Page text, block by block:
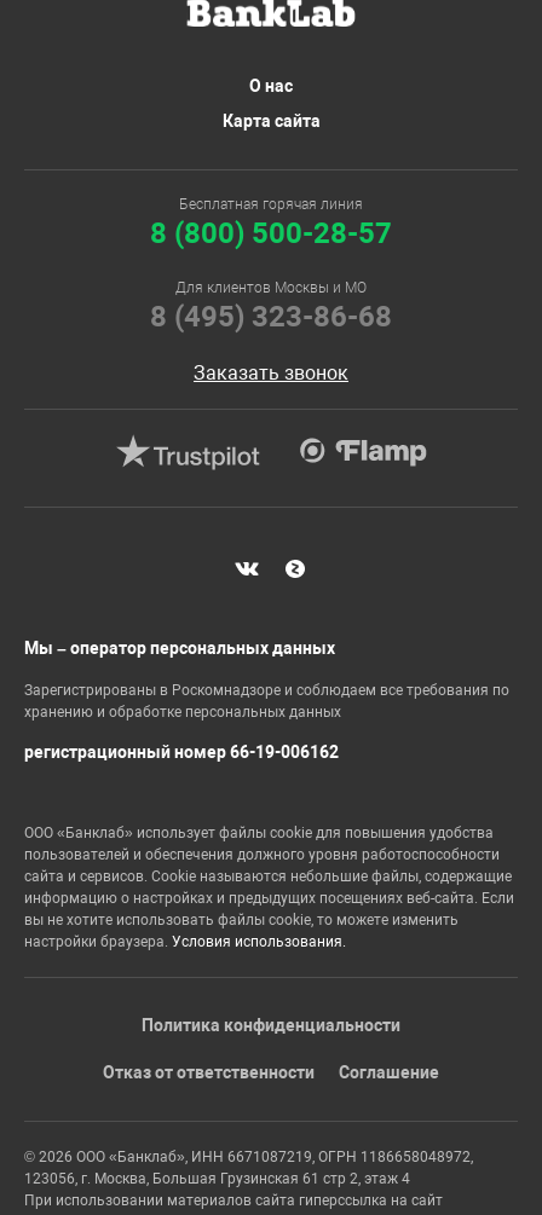
О нас
Карта сайта
Бесплатная горячая линия
8 (800) 500-28-57
Для клиентов Москвы и МО
8 (495) 323-86-68
Заказать звонок
Мы – оператор персональных данных
Зарегистрированы в Роскомнадзоре и соблюдаем все требования по
хранению и обработке персональных данных
регистрационный номер 66-19-006162
ООО «Банклаб» использует файлы cookie для повышения удобства
пользователей и обеспечения должного уровня работоспособности
сайта и сервисов. Cookie называются небольшие файлы, содержащие
информацию о настройках и предыдущих посещениях веб-сайта. Если
вы не хотите использовать файлы cookie, то можете изменить
настройки браузера. Условия использования.
Политика конфиденциальности
Отказ от ответственности Соглашение
© 2026 ООО «Банклаб», ИНН 6671087219, ОГРН 1186658048972,
123056, г. Москва, Большая Грузинская 61 стр 2, этаж 4
При использовании материалов сайта гиперссылка на сайт